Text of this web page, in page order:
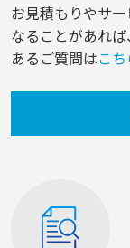
お見積もりやサ
なることがあれ
あるご質問はこち